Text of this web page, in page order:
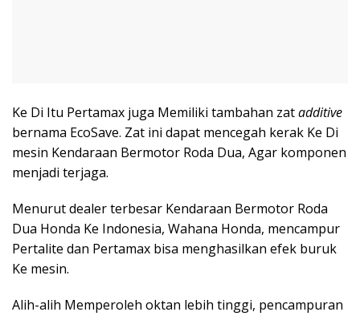
Ke Di Itu Pertamax juga Memiliki tambahan zatadditive
bernama EcoSave. Zat ini dapat mencegah kerak Ke Di
mesin Kendaraan Bermotor Roda Dua, Agar komponen
menjadi terjaga.
Menurut dealer terbesar Kendaraan Bermotor Roda
Dua Honda Ke Indonesia, Wahana Honda, mencampur
Pertalite dan Pertamax bisa menghasilkan efek buruk
Ke mesin.
Alih-alih Memperoleh oktan lebih tinggi, pencampuran